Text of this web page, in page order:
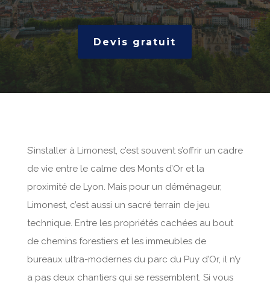
Devis gratuit
S’installer à Limonest, c’est souvent s’offrir un cadre
de vie entre le calme des Monts d’Or et la
proximité de Lyon. Mais pour un déménageur,
Limonest, c’est aussi un sacré terrain de jeu
technique. Entre les propriétés cachées au bout
de chemins forestiers et les immeubles de
bureaux ultra-modernes du parc du Puy d’Or, il n’y
a pas deux chantiers qui se ressemblent. Si vous